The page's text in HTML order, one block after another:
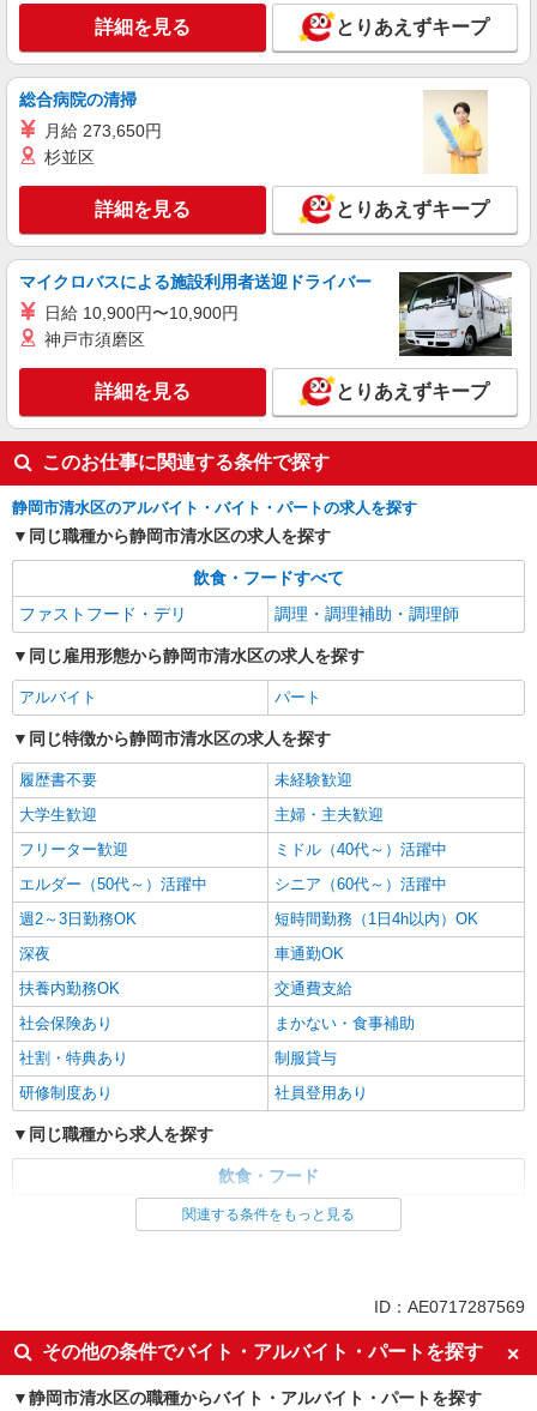
株式会社ユーマート
スーパーマーケットの生鮮青果スタッフ
月給265,000円〜390,000円 ※当社規定によ
り、経験、能力等を考慮し優遇 ※諸手当・ 45ｈ
分の固定残業代 昇給／年1回（3月） 賞与／年2回
（夏賞与、冬賞与）＋決算賞与(業績による) 賞与
は利益が出れば加算されます。 ※現在、決算賞与
は20年以上支払われています 月収例／（初年度、
諸手当・時間外手当） 20代 265,000〜347,000円
30代 272,000〜363,000円 40代 281,000〜
390,000円 （初年年収350万〜550万円）
【ファミリーショップ ユーマート】 静岡県
キープ 詳細を見る
詳細を見る とりあえずキープ
総合病院の清掃
月給 273,650円
杉並区
詳細を見る とりあえずキープ
マイクロバスによる施設利用者送迎ドライバー
日給 10,900円〜10,900円
神戸市須磨区
詳細を見る とりあえずキープ
このお仕事に関連する条件で探す
静岡市清水区のアルバイト・バイト・パートの求人を探す
同じ職種から静岡市清水区の求人を探す
飲食・フードすべて
ファストフード・デリ
調理・調理補助・調理師
同じ雇用形態から静岡市清水区の求人を探す
アルバイト パート
同じ特徴から静岡市清水区の求人を探す
履歴書不要
未経験歓迎
大学生歓迎
主婦・主夫歓迎
フリーター歓迎
ミドル（40代～）活躍中
エルダー（50代～）活躍中
シニア（60代～）活躍中
週2～3日勤務OK
短時間勤務（1日4h以内）OK
深夜
車通勤OK
扶養内勤務OK
交通費支給
社会保険あり
まかない・食事補助
社割・特典あり
制服貸与
研修制度あり
社員登用あり
同じ職種から求人を探す
飲食・フード
ファストフード・デリ
調理・調理補助・調理師
ミドル（40代～）活躍中
週2～3日勤務OK
短時間勤務（1日4h以内）OK
深夜
車通勤OK
扶養内勤務OK
関連する条件をもっと見る
ID：AE0717287569
その他の条件でバイト・アルバイト・パートを探す
静岡市清水区の職種からバイト・アルバイト・パートを探す